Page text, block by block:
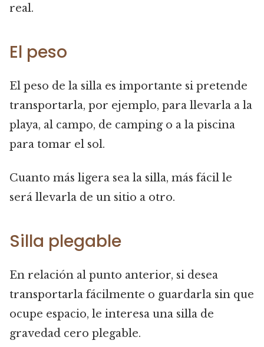
real.
El peso
El peso de la silla es importante si pretende
transportarla, por ejemplo, para llevarla a la
playa, al campo, de camping o a la piscina
para tomar el sol.
Cuanto más ligera sea la silla, más fácil le
será llevarla de un sitio a otro.
Silla plegable
En relación al punto anterior, si desea
transportarla fácilmente o guardarla sin que
ocupe espacio, le interesa una silla de
gravedad cero plegable.